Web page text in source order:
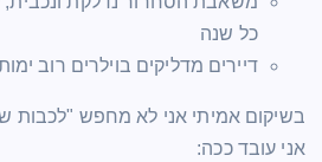
כל שנה
דיירים מדליקים בוילרים רוב
בשיקום אמיתי אני לא מחפש "לכבות
אני עובד ככה: